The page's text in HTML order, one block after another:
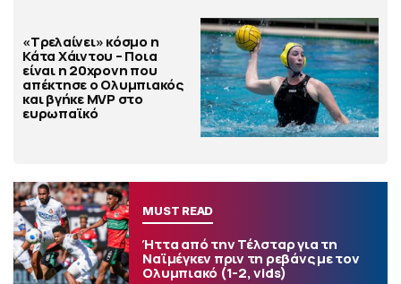
«Τρελαίνει» κόσμο η
Κάτα Χάιντου – Ποια
είναι η 20χρονη που
απέκτησε ο Ολυμπιακός
και βγήκε MVP στο
ευρωπαϊκό
MUST READ
Ήττα από την Τέλσταρ για τη
Ναϊμέγκεν πριν τη ρεβάνς με τον
Ολυμπιακό (1-2, vids)